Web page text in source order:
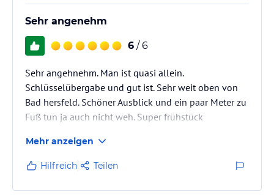
Sehr angenehm
6 / 6
Sehr angehnehm. Man ist quasi allein.
Schlüsselübergabe und gut ist. Sehr weit oben von
Bad hersfeld. Schöner Ausblick und ein paar Meter zu
Fuß tun ja auch nicht weh. Super frühstück
Mehr anzeigen
Hilfreich Teilen